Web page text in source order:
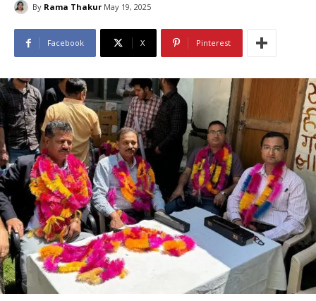
By Rama Thakur May 19, 2025
Facebook X Pinterest